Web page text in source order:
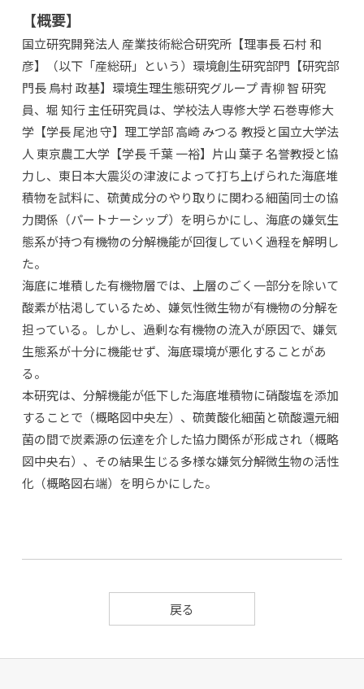
【概要】
国立研究開発法人 産業技術総合研究所【理事長 石村 和
彦】（以下「産総研」という）環境創生研究部門【研究部
門長 鳥村 政基】環境生理生態研究グループ 青柳 智 研究
員、堀 知行 主任研究員は、学校法人専修大学 石巻専修大
学【学長 尾池 守】理工学部 高崎 みつる 教授と国立大学法
人 東京農工大学【学長 千葉 一裕】片山 葉子 名誉教授と協
力し、東日本大震災の津波によって打ち上げられた海底堆
積物を試料に、硫黄成分のやり取りに関わる細菌同士の協
力関係（パートナーシップ）を明らかにし、海底の嫌気生
態系が持つ有機物の分解機能が回復していく過程を解明し
た。
海底に堆積した有機物層では、上層のごく一部分を除いて
酸素が枯渇しているため、嫌気性微生物が有機物の分解を
担っている。しかし、過剰な有機物の流入が原因で、嫌気
生態系が十分に機能せず、海底環境が悪化することがあ
る。
本研究は、分解機能が低下した海底堆積物に硝酸塩を添加
することで（概略図中央左）、硫黄酸化細菌と硫酸還元細
菌の間で炭素源の伝達を介した協力関係が形成され（概略
図中央右）、その結果生じる多様な嫌気分解微生物の活性
化（概略図右端）を明らかにした。
戻る